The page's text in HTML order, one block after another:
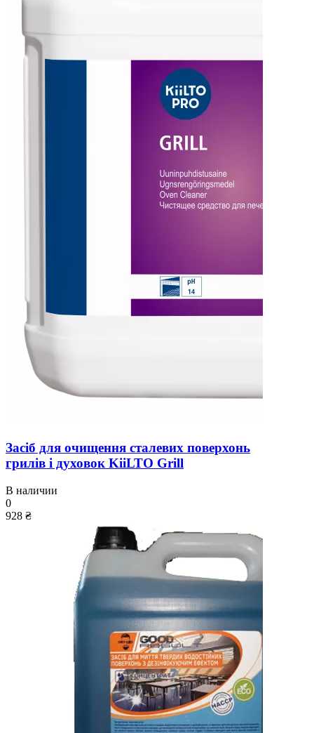
Засіб для очищення сталевих поверхонь
грилів і духовок KiiLTO Grill
В наличии
0
928 ₴